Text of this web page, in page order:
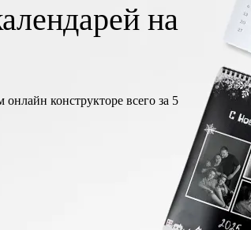
на
конструкторе всего за 5